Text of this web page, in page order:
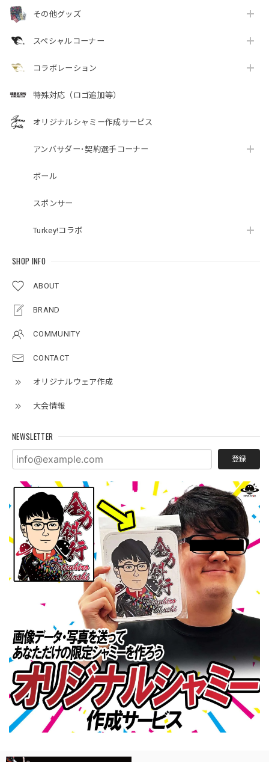
その他グッズ
スペシャルコーナー
コラボレーション
特殊対応（ロゴ追加等）
オリジナルシャミー作成サービス
アンバサダー･契約選手コーナー
ボール
スポンサー
Turkey!コラボ
SHOP INFO
ABOUT
BRAND
COMMUNITY
CONTACT
オリジナルウェア作成
大会情報
NEWSLETTER
登録